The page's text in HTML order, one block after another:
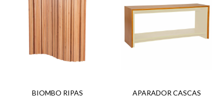
Brasil e exterior. É professor do curso de Design de
Interiores do Centro Europeu.
BIOMBO RIPAS APARADOR CASCAS